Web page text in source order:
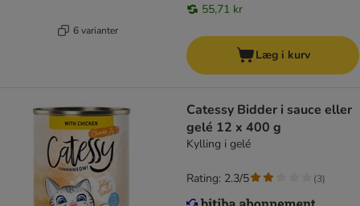
6 varianter
55,71 kr
Læg i kurv
Catessy Bidder i sauce eller
gelé 12 x 400 g
Kylling i gelé
Rating: 2.3/5 (3)